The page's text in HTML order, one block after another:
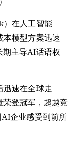
在人工智能
本模型方案迅速
期主导AI话语权
迅速在全球走
荣登冠军，超越竞
AI企业感受到前所